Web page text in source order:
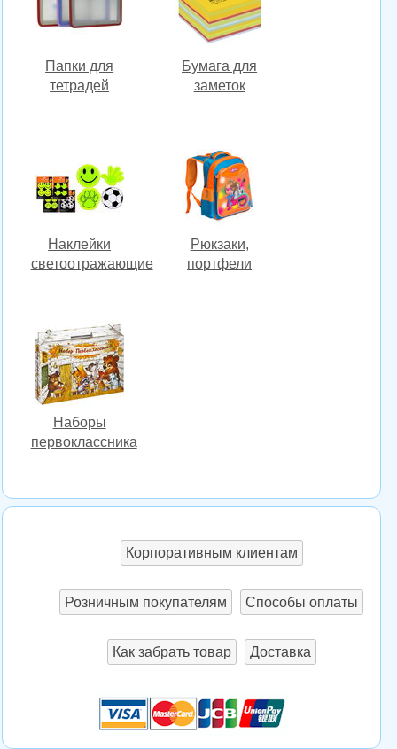
Папки для
тетрадей
Бумага для
заметок
Наклейки
светоотражающие
Рюкзаки,
портфели
Наборы
первоклассника
Корпоративным клиентам
Розничным покупателям Способы оплаты
Как забрать товар Доставка